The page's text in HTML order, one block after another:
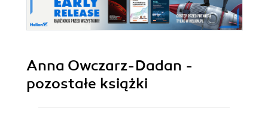
Anna Owczarz-Dadan -
pozostałe książki